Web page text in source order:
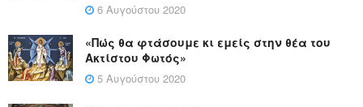
6 Αυγούστου 2020
«Πώς θα φτάσουμε κι εμείς στην θέα του
Ακτίστου Φωτός»
5 Αυγούστου 2020